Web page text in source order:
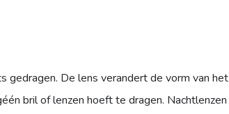
gedragen. De lens verandert de vorm van het
bril of lenzen hoeft te dragen. Nachtlenzen